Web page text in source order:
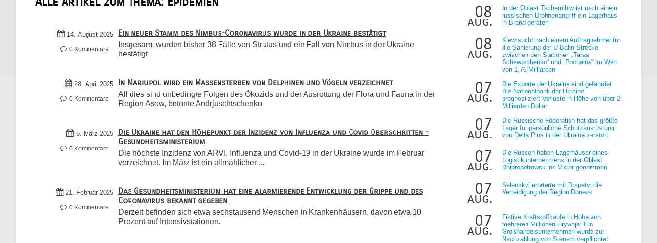
14. August 2025
0 Kommentare
Ein neuer Stamm des Nimbus-Coronavirus wurde in der Ukraine bestätigt
Insgesamt wurden bisher 38 Fälle von Stratus und ein Fall von Nimbus in der Ukraine
bestätigt.
28. April 2025
0 Kommentare
In Mariupol wird ein Massensterben von Delphinen und Vögeln verzeichnet
All dies sind unbedingte Folgen des Ökozids und der Ausrottung der Flora und Fauna in der
Region Asow, betonte Andrjuschtschenko.
5. März 2025
0 Kommentare
Die Ukraine hat den Höhepunkt der Inzidenz von Influenza und Covid überschritten -
Gesundheitsministerium
Die höchste Inzidenz von ARVI, Influenza und Covid-19 in der Ukraine wurde im Februar
verzeichnet. Im März ist ein allmählicher ...
21. Februar 2025
0 Kommentare
Das Gesundheitsministerium hat eine alarmierende Entwicklung der Grippe und des
Coronavirus bekannt gegeben
Derzeit befinden sich etwa sechstausend Menschen in Krankenhäusern, davon etwa 10
Prozent auf Intensivstationen.
08
aug.
In der Oblast Tschernihiw ist nach einem
russischen Drohnenangriff ein Lagerhaus
in Brand geraten
08
aug.
Kiew sucht nach einem Auftragnehmer für
die Sanierung der U-Bahn-Strecke
zwischen den Stationen „Taras
Schewtschenko“ und „Pochaina“ im Wert
von 1,76 Milliarden
07
aug.
Die Exporte der Ukraine sind gefährdet:
Die Nationalbank der Ukraine
prognostiziert Verluste in Höhe von über 2
Milliarden Dollar
07
aug.
Die Russische Föderation hat das größte
Lager für persönliche Schutzausrüstung
von Delta Plus in der Ukraine zerstört
07
aug.
Die Russen haben Lagerhäuser eines
Logistikunternehmens in der Oblast
Dnipropetrowsk ins Visier genommen
07
aug.
Selenskyj erörterte mit Drapatyj die
Verteidigung der Region Donezk
07
aug.
Fiktive Kraftstoffkäufe in Höhe von
mehreren Millionen Hrywnja: Ein
Großhandelsunternehmen wurde zur
Nachzahlung von Steuern verpflichtet